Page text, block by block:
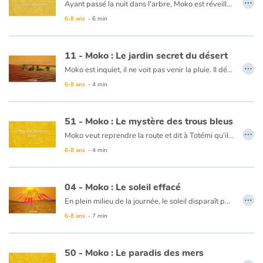
Ayant passé la nuit dans l'arbre, Moko est réveillé par le bruit d'une flèche qui perce et fait tomber un immense fruit. Il croit qu'un géant approche. Il descend et cherche à s’enfuir. Mais il se perd. Il pense que la forêt le retient prisonnier. C’est alors qu’apparaît une jeune amazonienne qui connaît la forêt mieux que personne. C'est Totémi. Elle l'invite à son village. Ils marchent dans un incroyable labyrinthe de plantes, de racines et d'arbres de toutes sortes... Sans Totémi, Moko se serait perdu. Il se dit que la forêt lui a fait rencontrer cette nouvelle amie afin de lui révéler quelques uns de ses mystères...
Ce livre est disponible en anglaiis :41 - Moko : The labyrinth forest
6-8 ans - 6 min
11 - Moko : Le jardin secret du désert
Moko est inquiet, il ne voit pas venir la pluie. Il décide de partir sur le chemin des dunes. Au loin, une étrange forme lui apparaît : des arbres autour d’une petite étendue d’eau. Moko se met à courir, mais au bout d’un moment il ne voit plus rien. Déçu, il s’assoit sur un caillou. Une femme avec un récipient plein d’eau sur la tête arrive et lui explique qu’il faut regarder dans la bonne direction. Moko regarde à l’horizon et retrouve la belle étendue eau. Il décide de reprendre sa route sans jamais la quitter des yeux. Il y arrive enfin ! En retournant à son village, il sème quelques feuilles sur son chemin pour pouvoir y revenir, mais à son arrivée le vent les a toutes balayées. Moko se dit que le désert lui avait confié un secret et qu’il ne dirait rien à son village.
Ce livre est disponible en anglais :11 - Moko : The secret garden
6-8 ans - 4 min
…
51 - Moko : Le mystère des trous bleus
Moko veut reprendre la route et dit à Totémi qu’il devra enfin trouver le bout du monde. Mais un pêcheur leur dit qu’aucun voyageur ne peut trouver ce qu’il cherche sans passer les trous bleus. Il leur laisse une barque, dans laquelle Moko et Totémi montent. C’est alors que des choses étranges se passent. La mer tourbillonne et le ciel change de couleur. D’étonnantes lumières se dressent devant leur radeau puis s’évanouissent. Ils ont soudain l’impression de voler au-dessus de la mer puis se retrouvent sans savoir comment au bord de la plage… Moko se souvient de son premier voyage et pense que c’est le cœur de l’océan qui bat comme s’il retrouvait un ami.
Ce livre est disponible en anglais :51 - Moko : The mystery of the blue holes
6-8 ans - 4 min
…
04 - Moko : Le soleil effacé
En plein milieu de la journée, le soleil disparaît peu à peu. Moko, apeuré, se demande quel magicien peut bien faire une chose pareille. Avec le sage du village, ils partent à la recherche du sorcier qui aurait fait disparaître le soleil. Après avoir interrogé tous les sorciers qu’ils connaissent, ils décident de rejoindre tous les habitants du village et des villages voisins pour observer le ciel. Une vieille femme les observe en souriant. Elle dit que lorsqu’elle était enfant, une telle chose s’était produite et que tout reviendrait dans l’ordre. En effet, le soleil réapparaît. Moko se dit qu’après tout, il avait peut-être eu sommeil et qu’il était allé, pour une fois, faire une petite sieste.
Ce livre est disponible en anglais :04 - Moko : The missing sun
6-8 ans - 7 min
…
50 - Moko : Le paradis des mers